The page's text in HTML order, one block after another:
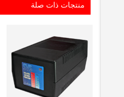
منتجات ذات صلة